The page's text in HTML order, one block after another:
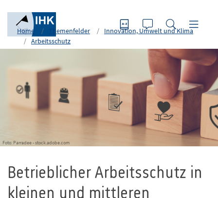
Home Themenfelder
Innovation, Umwelt und Klima
Arbeitsschutz
Foto: Parradee - stock.adobe.com
Betrieblicher Arbeitsschutz in
kleinen und mittleren